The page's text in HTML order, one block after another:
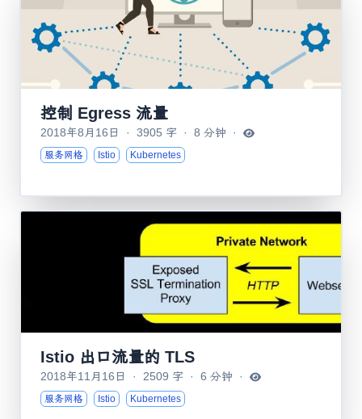
控制 Egress 流量
2018年8月16日 · 3905 字 · 8 分钟 ·
服务网格 Istio Kubernetes
Istio 出口流量的 TLS
2018年11月16日 · 2509 字 · 6 分钟 ·
服务网格 Istio Kubernetes